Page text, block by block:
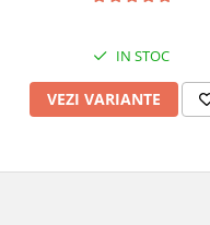
IN STOC
VEZI VARIANTE